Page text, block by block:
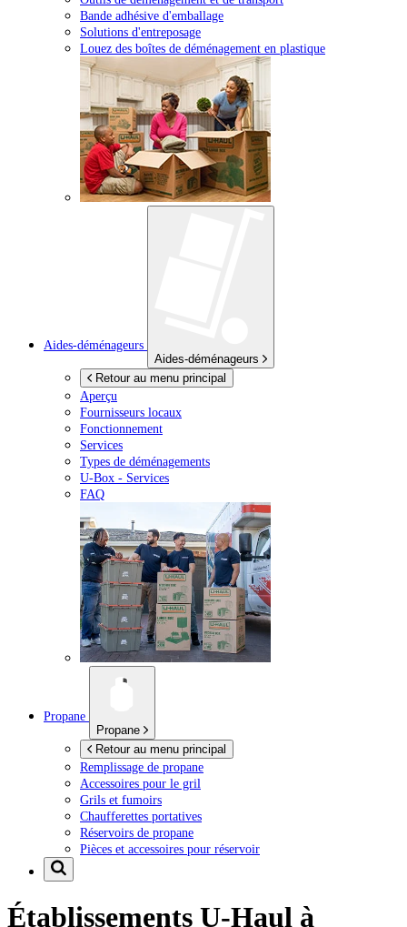
Bande adhésive d'emballage
Solutions d'entreposage
Louez des boîtes de déménagement en plastique
Aides-déménageurs
Aides-déménageurs
Retour au menu principal
Aperçu
Fournisseurs locaux
Fonctionnement
Services
Types de déménagements
U-Box - Services
FAQ
Propane
Propane
Retour au menu principal
Remplissage de propane
Accessoires pour le gril
Grils et fumoirs
Chaufferettes portatives
Réservoirs de propane
Pièces et accessoires pour réservoir
Établissements U-Haul à